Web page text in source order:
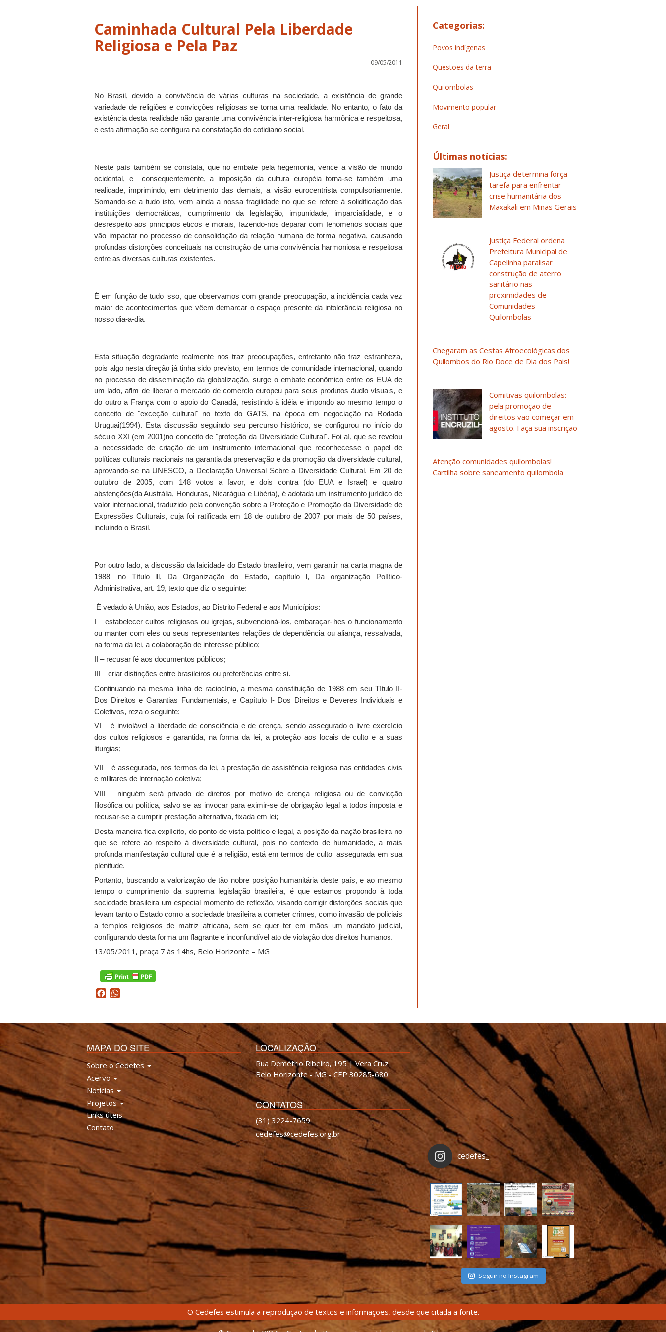
Caminhada Cultural Pela Liberdade
Religiosa e Pela Paz
09/05/2011
No Brasil, devido a convivência de várias culturas na sociedade, a existência de grande
variedade de religiões e convicções religiosas se torna uma realidade. No entanto, o fato da
existência desta realidade não garante uma convivência inter-religiosa harmônica e respeitosa,
e esta afirmação se configura na constatação do cotidiano social.
Neste país também se constata, que no embate pela hegemonia, vence a visão de mundo
ocidental, e
consequentemente, a imposição da cultura européia torna-se também uma
realidade, imprimindo, em detrimento das demais, a visão eurocentrista compulsoriamente.
Somando-se a tudo isto, vem ainda a nossa fragilidade no que se refere à solidificação das
instituições democráticas, cumprimento da legislação, impunidade, imparcialidade, e o
desrespeito aos princípios éticos e morais, fazendo-nos deparar com fenômenos sociais que
vão impactar no processo de consolidação da relação humana de forma negativa, causando
profundas distorções conceituais na construção de uma convivência harmoniosa e respeitosa
entre as diversas culturas existentes.
É em função de tudo isso, que observamos com grande preocupação, a incidência cada vez
maior de acontecimentos que vêem demarcar o espaço presente da intolerância religiosa no
nosso dia-a-dia.
Esta situação degradante realmente nos traz preocupações, entretanto não traz estranheza,
pois algo nesta direção já tinha sido previsto, em termos de comunidade internacional, quando
no processo de disseminação da globalização, surge o embate econômico entre os EUA de
um lado, afim de liberar o mercado de comercio europeu para seus produtos áudio visuais, e
do outro a França com o apoio do Canadá, resistindo à idéia e impondo ao mesmo tempo o
conceito de "exceção cultural" no texto do GATS, na época em negociação na Rodada
Uruguai(1994). Esta discussão seguindo seu percurso histórico, se configurou no início do
século XXI (em 2001)no conceito de "proteção da Diversidade Cultural". Foi aí, que se revelou
a necessidade de criação de um instrumento internacional que reconhecesse o papel de
políticas culturais nacionais na garantia da preservação e da promoção da diversidade cultural,
aprovando-se na UNESCO, a Declaração Universal Sobre a Diversidade Cultural. Em 20 de
outubro de 2005, com 148 votos a favor, e dois contra (do EUA e Israel) e quatro
abstenções(da Austrália, Honduras, Nicarágua e Libéria), é adotada um instrumento jurídico de
valor internacional, traduzido pela convenção sobre a Proteção e Promoção da Diversidade de
Expressões Culturais, cuja foi ratificada em 18 de outubro de 2007 por mais de 50 países,
incluindo o Brasil.
Por outro lado, a discussão da laicidade do Estado brasileiro, vem garantir na carta magna de
1988, no Título lll, Da Organização do Estado, capítulo l, Da organização Político-
Administrativa, art. 19, texto que diz o seguinte:
É vedado à União, aos Estados, ao Distrito Federal e aos Municípios:
I – estabelecer cultos religiosos ou igrejas, subvencioná-los, embaraçar-lhes o funcionamento
ou manter com eles ou seus representantes relações de dependência ou aliança, ressalvada,
na forma da lei, a colaboração de interesse público;
II – recusar fé aos documentos públicos;
III – criar distinções entre brasileiros ou preferências entre si.
Continuando na mesma linha de raciocínio, a mesma constituição de 1988 em seu Título II-
Dos Direitos e Garantias Fundamentais, e Capítulo I- Dos Direitos e Deveres Individuais e
Coletivos, reza o seguinte:
VI – é inviolável a liberdade de consciência e de crença, sendo assegurado o livre exercício
dos cultos religiosos e garantida, na forma da lei, a proteção aos locais de culto e a suas
liturgias;
VII – é assegurada, nos termos da lei, a prestação de assistência religiosa nas entidades civis
e militares de internação coletiva;
VIII – ninguém será privado de direitos por motivo de crença religiosa ou de convicção
filosófica ou política, salvo se as invocar para eximir-se de obrigação legal a todos imposta e
recusar-se a cumprir prestação alternativa, fixada em lei;
Desta maneira fica explícito, do ponto de vista político e legal, a posição da nação brasileira no
que se refere ao respeito à diversidade cultural, pois no contexto de humanidade, a mais
profunda manifestação cultural que é a religião, está em termos de culto, assegurada em sua
plenitude.
Portanto, buscando a valorização de tão nobre posição humanitária deste país, e ao mesmo
tempo o cumprimento da suprema legislação brasileira, é que estamos propondo à toda
sociedade brasileira um especial momento de reflexão, visandocorrigir distorções sociais que
levam tanto o Estado como a sociedade brasileira a cometer crimes, como invasão de policiais
a templos religiosos de matriz africana, sem se quer ter em mãos um mandato judicial,
configurando desta forma um flagrante e inconfundível ato de violação dos direitos humanos.
13/05/2011, praça 7 às 14hs, Belo Horizonte – MG
Facebook
Categorias:
Povos indígenas
Questões da terra
Quilombolas
Movimento popular
Geral
Últimas notícias:
Justiça determina força-
tarefa para enfrentar
crise humanitária dos
Maxakali em Minas Gerais
Justiça Federal ordena
Prefeitura Municipal de
Capelinha paralisar
construção de aterro
sanitário nas
proximidades de
Comunidades
Quilombolas
Chegaram as Cestas Afroecológicas dos
Quilombos do Rio Doce de Dia dos Pais!
Comitivas quilombolas:
pela promoção de
direitos vão começar em
agosto. Faça sua inscrição
Atenção comunidades quilombolas!
Cartilha sobre saneamento quilombola
MAPA DO SITE
Sobre o Cedefes
Acervo
Notícias
Projetos
Links úteis
Contato
LOCALIZAÇÃO
Rua Demétrio Ribeiro, 195 | Vera Cruz
Belo Horizonte - MG - CEP 30285-680
CONTATOS
(31) 3224-7659
cedefes@cedefes.org.br
cedefes_
Seguir no Instagram
O Cedefes estimula a reprodução de textos e informações, desde que citada a fonte.